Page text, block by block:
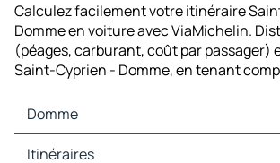
Calculez facilement votre itinéraire
Domme en voiture avec ViaMichelin.
(péages, carburant, coût par passager)
Saint-Cyprien - Domme, en tenant
Domme
Domme Cartes et plans
Itinéraires